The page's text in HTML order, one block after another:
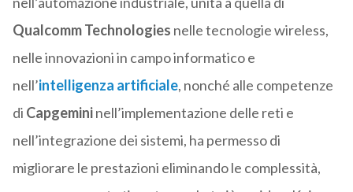
Qualcomm Technologies nelle tecnologie wireless,
nelle innovazioni in campo informatico e
nell’intelligenza artificiale, nonché alle competenze
di Capgemininell’implementazione delle reti e
nell’integrazione dei sistemi, ha permesso di
migliorare le prestazioni eliminando le complessità,